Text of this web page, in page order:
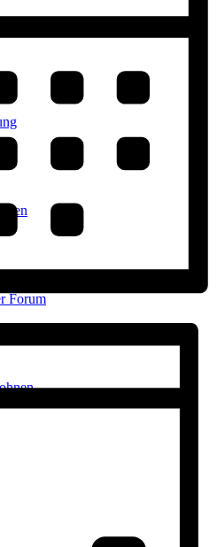
Forum